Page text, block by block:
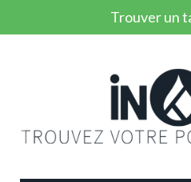
Trouver un